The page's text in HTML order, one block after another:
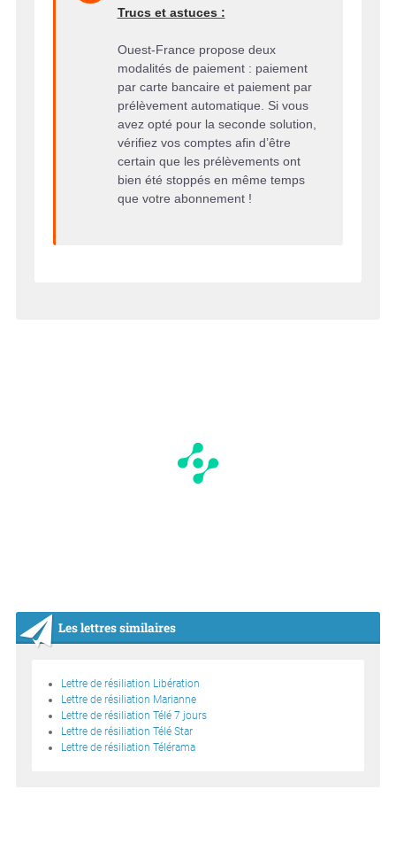
Trucs et astuces :
Ouest-France propose deux
modalités de paiement : paiement
par carte bancaire et paiement par
prélèvement automatique. Si vous
avez opté pour la seconde solution,
vérifiez vos comptes afin d’être
certain que les prélèvements ont
bien été stoppés en même temps
que votre abonnement !
Les lettres similaires
Lettre de résiliation Libération
Lettre de résiliation Marianne
Lettre de résiliation Télé 7 jours
Lettre de résiliation Télé Star
Lettre de résiliation Télérama